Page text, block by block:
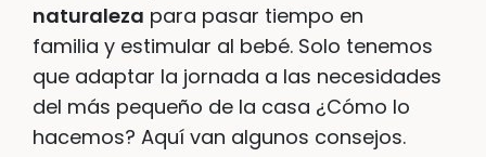
naturaleza para pasar tiempo en
familia y estimular al bebé. Solo tenemos
que adaptar la jornada a las necesidades
del más pequeño de la casa ¿Cómo lo
hacemos? Aquí van algunos consejos.